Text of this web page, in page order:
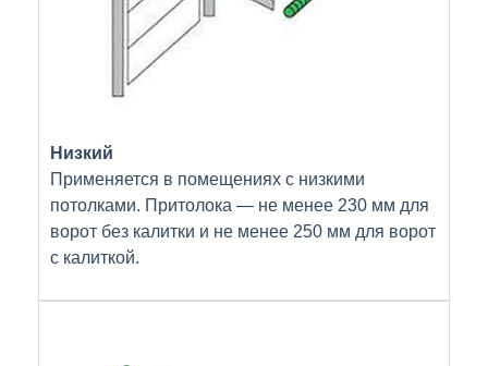
Низкий
Применяется в помещениях с низкими
потолками. Притолока — не менее 230 мм для
ворот без калитки и не менее 250 мм для ворот
с калиткой.